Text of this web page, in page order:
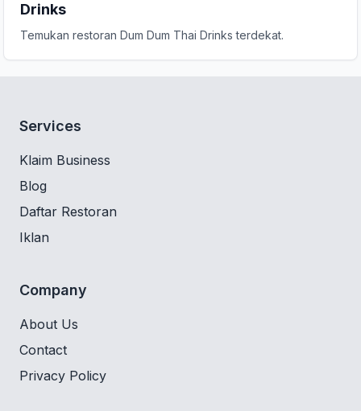
Drinks
Temukan restoran Dum Dum Thai Drinks terdekat.
Services
Klaim Business
Blog
Daftar Restoran
Iklan
Company
About Us
Contact
Privacy Policy